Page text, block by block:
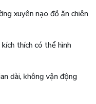
xuyên nạo đồ ăn chiên
thích có thể hình
dài, không vận động